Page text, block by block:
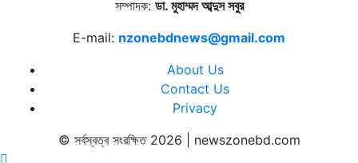
সম্পাদক: ডা. মুহাম্মদ আব্দুস সবুর
E-mail: nzonebdnews@gmail.com
About Us
Contact Us
Privacy
© সর্বস্বত্ব সংরক্ষিত 2026 | newszonebd.com